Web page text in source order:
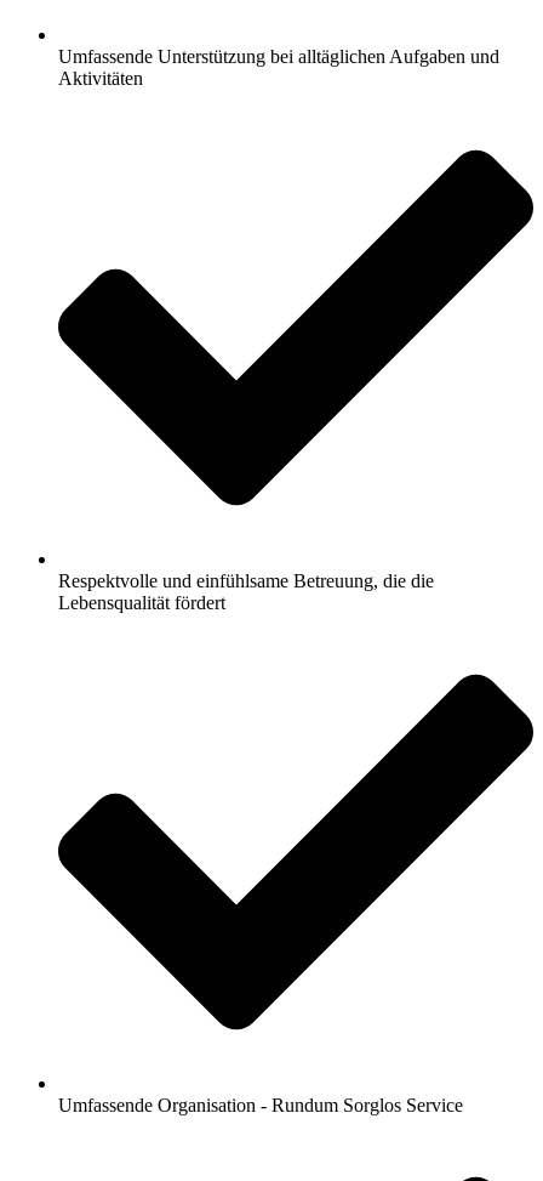
Umfassende Unterstützung bei alltäglichen Aufgaben und
Aktivitäten
Respektvolle und einfühlsame Betreuung, die die
Lebensqualität fördert
Umfassende Organisation - Rundum Sorglos Service